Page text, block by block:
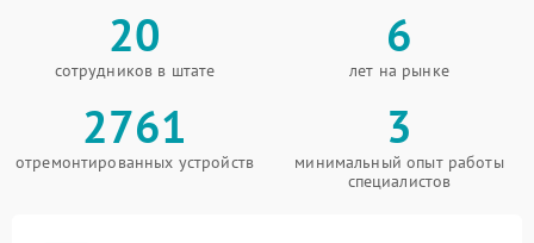
20
сотрудников в штате
6
лет на рынке
2761
отремонтированных устройств
3
минимальный опыт работы
специалистов